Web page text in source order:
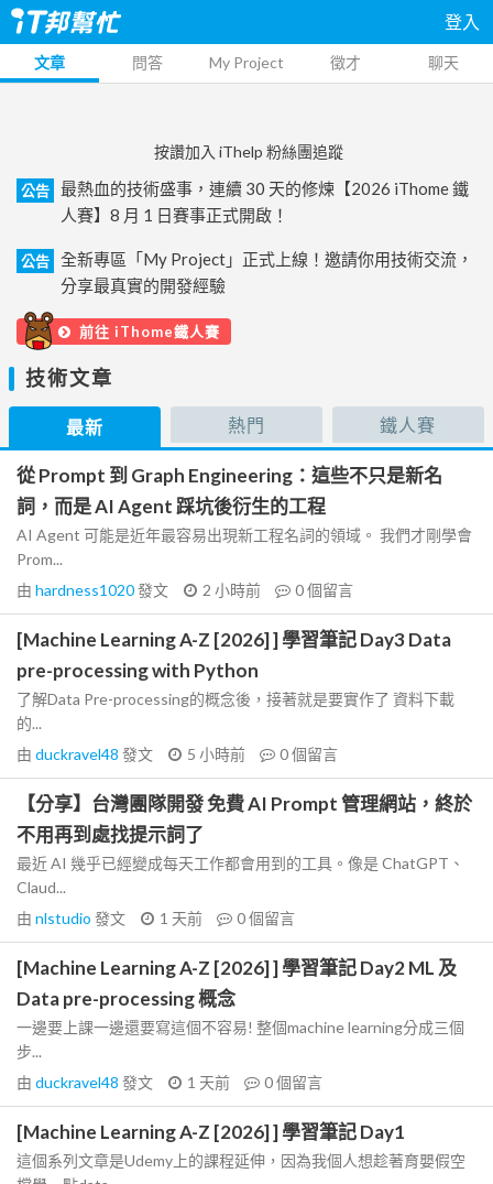
登入
文章 問答 My Project 徵才 聊天
按讚加入 iThelp 粉絲團追蹤
公告
最熱血的技術盛事，連續 30 天的修煉【2026 iThome 鐵
人賽】8 月 1 日賽事正式開啟！
公告
全新專區「My Project」正式上線！邀請你用技術交流，
分享最真實的開發經驗
前往 iThome鐵人賽
技術文章
最新 熱門 鐵人賽
從 Prompt 到 Graph Engineering：這些不只是新名
詞，而是 AI Agent 踩坑後衍生的工程
AI Agent 可能是近年最容易出現新工程名詞的領域。 我們才剛學會
Prom...
由 hardness1020發文 2 小時前 0個留言
[Machine Learning A-Z [2026] ] 學習筆記 Day3 Data
pre-processing with Python
了解Data Pre-processing的概念後，接著就是要實作了 資料下載
的...
由 duckravel48 發文 5 小時前 0個留言
【分享】台灣團隊開發 免費 AI Prompt 管理網站，終於
不用再到處找提示詞了
最近 AI 幾乎已經變成每天工作都會用到的工具。像是 ChatGPT、
Claud...
由 nlstudio 發文 1 天前 0個留言
[Machine Learning A-Z [2026] ] 學習筆記 Day2 ML 及
Data pre-processing 概念
一邊要上課一邊還要寫這個不容易! 整個machine learning分成三個
步...
由 duckravel48 發文 1 天前 0個留言
[Machine Learning A-Z [2026] ] 學習筆記 Day1
這個系列文章是Udemy上的課程延伸，因為我個人想趁著育嬰假空